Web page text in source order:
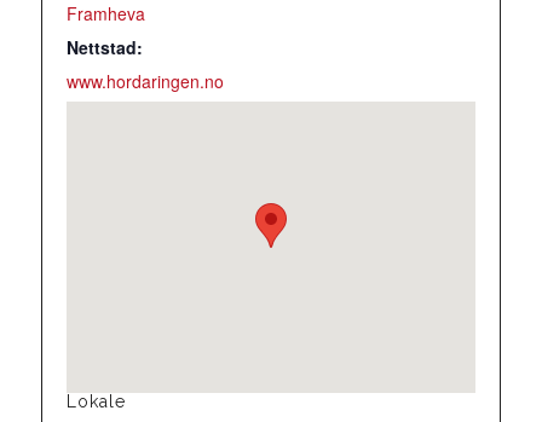
Framheva
Nettstad:
www.hordaringen.no
Lokale